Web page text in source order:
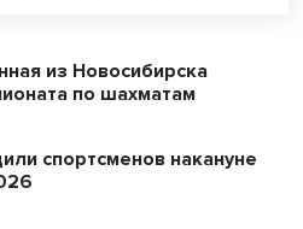
культуры и спорта мэрии города, а
из Новосибирска
по шахматам
спортсменов накануне